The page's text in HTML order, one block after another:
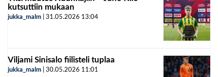
kutsuttiin mukaan
jukka_malm 31.05.2026 13:04
Viljami Sinisalo fiilisteli tuplaa
jukka_malm 30.05.2026 11:01